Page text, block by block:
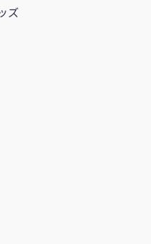
ズ